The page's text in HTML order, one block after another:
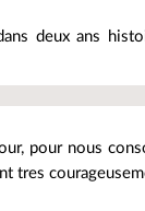
deux ans
pour nous
tres